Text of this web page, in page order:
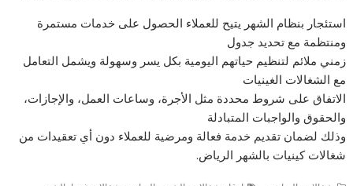
استئجار بنظام الشهر يتيح للعملاء الحصول على خدمات مستمرة
ومنتظمة مع تحديد جدول
زمني ملائم لتنظيم حياتهم اليومية بكل يسر وسهولة ويشمل التعامل
مع الشغالات الغينيات
الاتفاق على شروط محددة مثل الأجرة، وساعات العمل، والإجازات،
والحقوق والواجبات المتبادلة
وذلك لضمان تقديم خدمة فعالة ومرضية للعملاء دون أي تعقيدات من
شغالات كينيات بالشهر الرياض.